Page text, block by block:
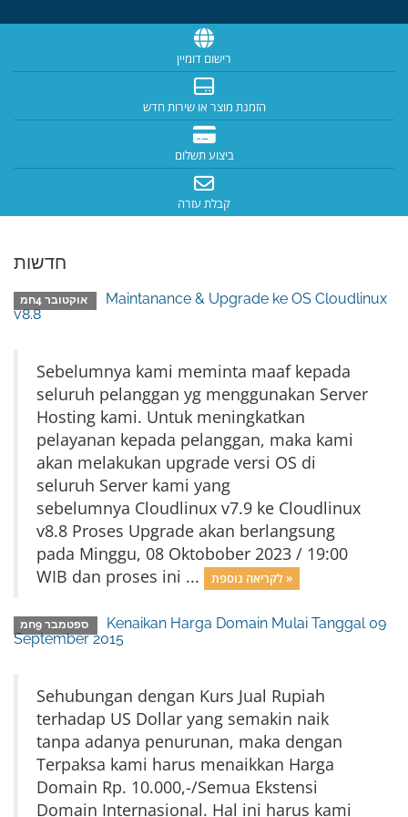
רישום דומיין
הזמנת מוצר או שירות חדש
ביצוע תשלום
קבלת עזרה
חדשות
Maintanance & Upgrade ke OS Cloudlinux
v8.8
Sebelumnya kami meminta maaf kepada
seluruh pelanggan yg menggunakan Server
Hosting kami. Untuk meningkatkan
pelayanan kepada pelanggan, maka kami
akan melakukan upgrade versi OS di
seluruh Server kami yang
sebelumnya Cloudlinux v7.9 ke Cloudlinux
v8.8 Proses Upgrade akan berlangsung
pada Minggu, 08 Oktobober 2023 / 19:00
WIB dan proses ini ...
לקריאה נוספת »
Kenaikan Harga Domain Mulai Tanggal 09
September 2015
Sehubungan dengan Kurs Jual Rupiah
terhadap US Dollar yang semakin naik
tanpa adanya penurunan, maka dengan
Terpaksa kami harus menaikkan Harga
Domain Rp. 10.000,-/Semua Ekstensi
Domain Internasional. Hal ini harus kami